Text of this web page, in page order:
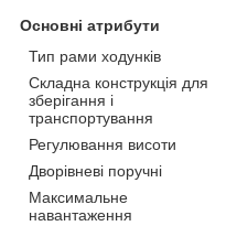
Основні атрибути
Тип рами ходунків
Складна конструкція для
зберігання і
транспортування
Регулювання висоти
Дворівневі поручні
Максимальне
навантаження